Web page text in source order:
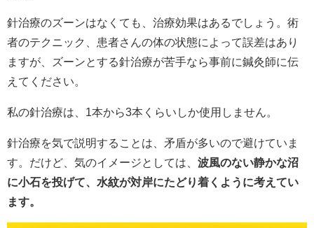
針治療のズーンはなくても、治療効果はあるでしょう。術
者のテクニック、患者さんの体の状態によって誤差はあり
ますが、ズーンとする針治療が苦手なら事前に鍼灸師に伝
えてください。
私の針治療は、1本から3本くらいしか使用しません。
針治療を気で説明することは、矛盾が多いので避けていま
す。だけど、気のイメージとしては、 波風のない静かな沼
に小石を投げて、水紋が対岸にたどり着くように考えてい
ます。